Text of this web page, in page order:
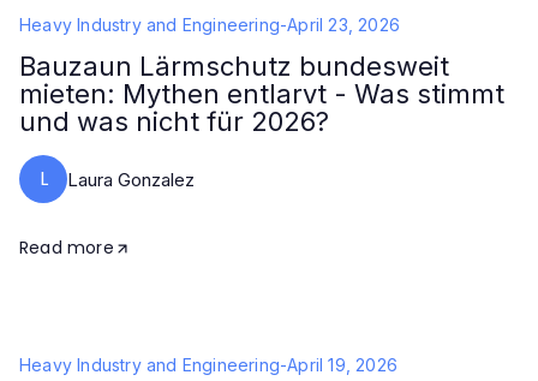
Heavy Industry and Engineering-April 23, 2026
Bauzaun Lärmschutz bundesweit
mieten: Mythen entlarvt - Was stimmt
und was nicht für 2026?
L Laura Gonzalez
Read more
Heavy Industry and Engineering-April 19, 2026